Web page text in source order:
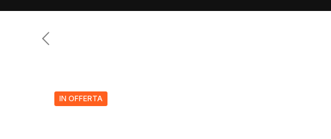
IN OFFERTA